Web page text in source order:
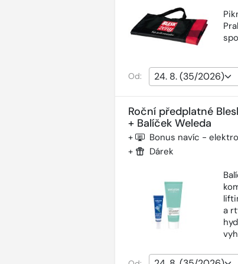
Od:
Roční předplatné
+ Balíček Weleda
+ Bonus navíc -
+
Dárek
a